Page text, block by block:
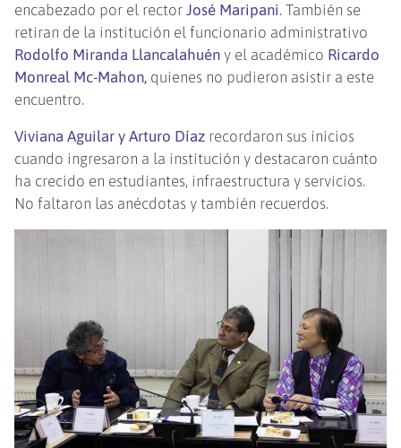
encabezado por el rectorJosé Maripani. También se
retiran de la institución el funcionario administrativo
Rodolfo Miranda Llancalahuén y el académico Ricardo
Monreal Mc-Mahon, quienes no pudieron asistir a este
encuentro.
Viviana Aguilar y Arturo Díaz recordaron sus inicios
cuando ingresaron a la institución y destacaron cuánto
ha crecido en estudiantes, infraestructura y servicios.
No faltaron las anécdotas y también recuerdos.